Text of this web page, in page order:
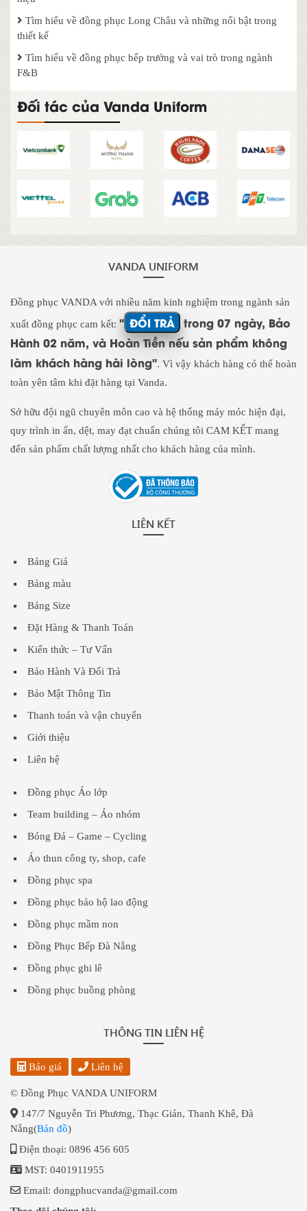
Tìm hiểu về đồng phục Long Châu và những nổi bật trong
thiết kế
Tìm hiểu về đồng phục bếp trưởng và vai trò trong ngành
F&B
Đối tác của Vanda Uniform
VANDA UNIFORM
Đồng phục VANDA với nhiều năm kinh nghiệm trong ngành sản
xuất đồng phục cam kết: " ĐỔI TRẢ trong 07 ngày, Bảo
Hành 02 năm, và Hoàn Tiền nếu sản phẩm không
làm khách hàng hài lòng". Vì vậy khách hàng có thể hoàn
toàn yên tâm khi đặt hàng tại Vanda.
Sở hữu đội ngũ chuyên môn cao và hệ thống máy móc hiện đại,
quy trình in ấn, dệt, may đạt chuẩn chúng tôi CAM KẾT mang
đến sản phẩm chất lượng nhất cho khách hàng của mình.
LIÊN KẾT
Bảng Giá
Bảng màu
Bảng Size
Đặt Hàng & Thanh Toán
Kiến thức – Tư Vấn
Bảo Hành Và Đổi Trả
Bảo Mật Thông Tin
Thanh toán và vận chuyển
Giới thiệu
Liên hệ
Đồng phục Áo lớp
Team building – Áo nhóm
Bóng Đá – Game – Cycling
Áo thun công ty, shop, cafe
Đồng phục spa
Đồng phục bảo hộ lao động
Đồng phục mầm non
Đồng Phục Bếp Đà Nẵng
Đồng phục ghi lê
Đồng phục buồng phòng
THÔNG TIN LIÊN HỆ
Báo giá Liên hệ
© Đồng Phục VANDA UNIFORM
147/7 Nguyễn Tri Phương, Thạc Gián, Thanh Khê, Đà
Nẵng(Bản đồ)
Điện thoại: 0896 456 605
MST: 0401911955
Email: dongphucvanda@gmail.com